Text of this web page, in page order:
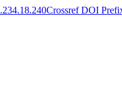
Crossref DOI